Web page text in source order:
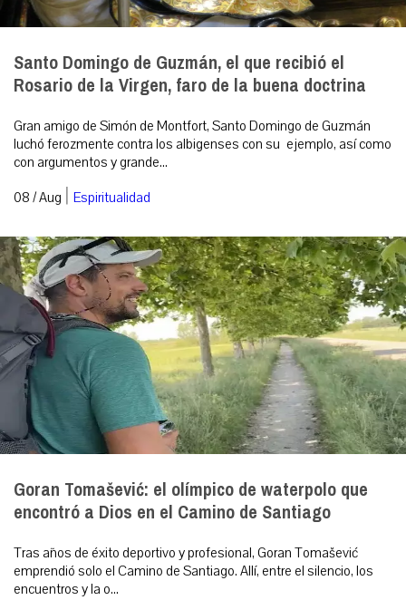
Santo Domingo de Guzmán, el que recibió el
Rosario de la Virgen, faro de la buena doctrina
Gran amigo de Simón de Montfort, Santo Domingo de Guzmán
luchó ferozmente contra los albigenses con su ejemplo, así como
con argumentos y grande...
08 / Aug | Espiritualidad
Goran Tomašević: el olímpico de waterpolo que
encontró a Dios en el Camino de Santiago
Tras años de éxito deportivo y profesional, Goran Tomašević
emprendió solo el Camino de Santiago. Allí, entre el silencio, los
encuentros y la o...